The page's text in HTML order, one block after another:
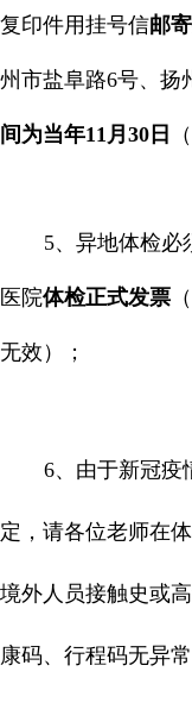
复印件用挂号信邮
州市盐阜路6号、扬
间为当年11月 30 日
5、异地体检必
医院体检正式发票
无效）；
6、由于新冠疫
定，请各位老师在
境外人员接触史或
康码、行程码无异